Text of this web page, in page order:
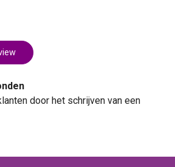
door het schrijven van een